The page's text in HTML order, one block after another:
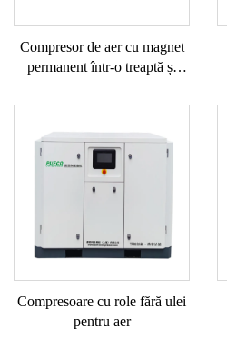
Compresor de aer cu magnet
permanent într-o treaptă și
Compresoare cu role fără ulei
pentru aer